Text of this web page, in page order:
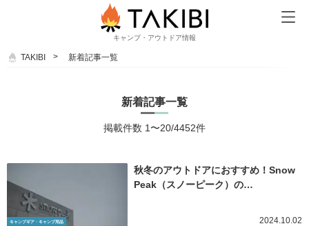
キャンプ・アウトドア情報
TAKIBI 新着記事一覧
新着記事一覧
掲載件数 1〜20/4452件
キャンプギア・キャンプ用品
秋冬のアウトドアにおすすめ！Snow
Peak（スノーピーク）の…
2024.10.02